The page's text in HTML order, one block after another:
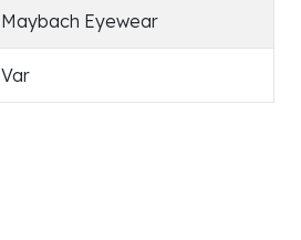
Maybach Eyewear
Var